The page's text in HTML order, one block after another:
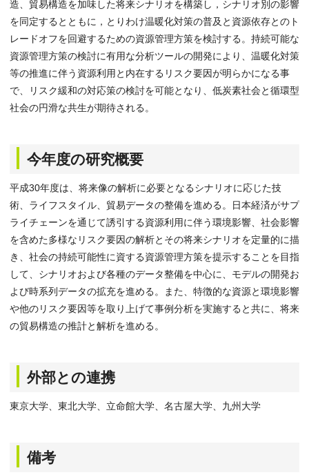
造、貿易構造を加味した将来シナリオを構築し，シナリオ別の影響
を同定するとともに，とりわけ温暖化対策の普及と資源依存とのト
レードオフを回避するための資源管理方策を検討する。持続可能な
資源管理方策の検討に有用な分析ツールの開発により、温暖化対策
等の推進に伴う資源利用と内在するリスク要因が明らかになる事
で、リスク緩和の対応策の検討を可能となり、低炭素社会と循環型
社会の円滑な共生が期待される。
今年度の研究概要
平成30年度は、将来像の解析に必要となるシナリオに応じた技
術、ライフスタイル、貿易データの整備を進める。日本経済がサプ
ライチェーンを通じて誘引する資源利用に伴う環境影響、社会影響
を含めた多様なリスク要因の解析とその将来シナリオを定量的に描
き、社会の持続可能性に資する資源管理方策を提示することを目指
して、シナリオおよび各種のデータ整備を中心に、モデルの開発お
よび時系列データの拡充を進める。また、特徴的な資源と環境影響
や他のリスク要因等を取り上げて事例分析を実施すると共に、将来
の貿易構造の推計と解析を進める。
外部との連携
東京大学、東北大学、立命館大学、名古屋大学、九州大学
備考